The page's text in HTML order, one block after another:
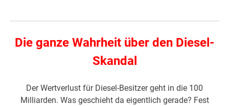
Die ganze Wahrheit über den Diesel-
Skandal
Der Wertverlust für Diesel-Besitzer geht in die 100
Milliarden. Was geschieht da eigentlich gerade? Fest